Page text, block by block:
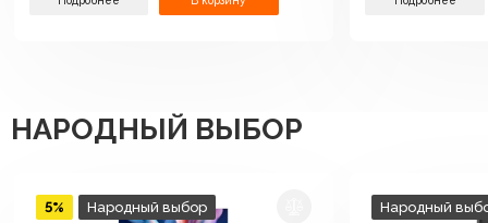
НАРОДНЫЙ ВЫБОР
5% Народный выбор Народный